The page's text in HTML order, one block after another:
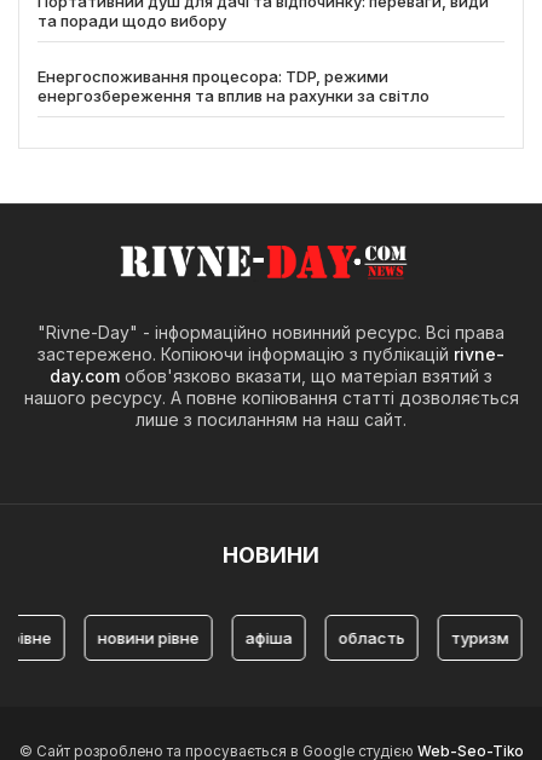
та поради щодо вибору
Енергоспоживання процесора: TDP, режими
енергозбереження та вплив на рахунки за світло
"Rivne-Day" - інформаційно новинний ресурс. Всі права
застережено. Копіюючи інформацію з публікацій rivne-
day.com обов'язково вказати, що матеріал взятий з
нашого ресурсу. А повне копіювання статті дозволяється
лише з посиланням на наш сайт.
НОВИНИ
новини рівне афіша область туризм
© Сайт розроблено та просувається в Google студією Web-Seo-Tiko